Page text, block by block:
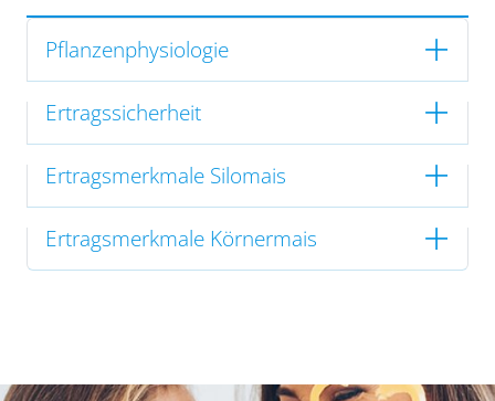
Pflanzenphysiologie
Ertragssicherheit
Ertragsmerkmale Silomais
Ertragsmerkmale Körnermais